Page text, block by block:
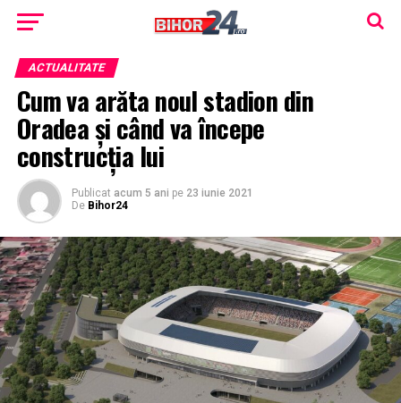
ACTUALITATE
Cum va arăta noul stadion din
Oradea și când va începe
construcția lui
Publicat acum 5 ani pe 23 iunie 2021
De Bihor24